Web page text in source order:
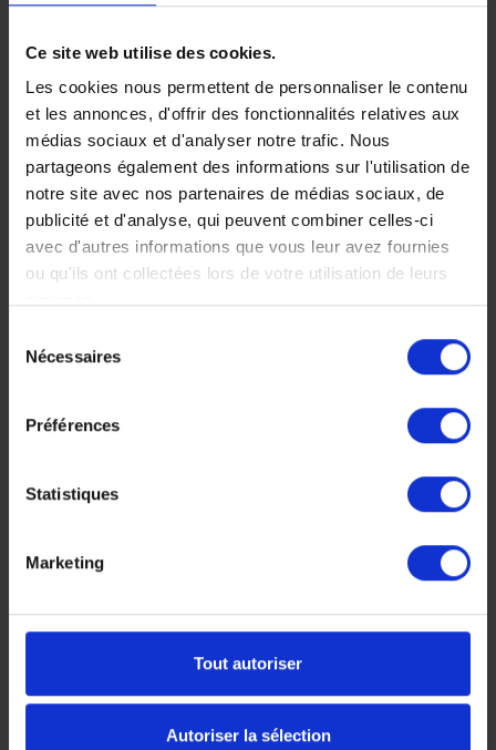
Ce site web utilise des cookies.
Les cookies nous permettent de personnaliser le contenu
et les annonces, d'offrir des fonctionnalités relatives aux
médias sociaux et d'analyser notre trafic. Nous
partageons également des informations sur l'utilisation de
notre site avec nos partenaires de médias sociaux, de
publicité et d'analyse, qui peuvent combiner celles-ci
avec d'autres informations que vous leur avez fournies
ou qu'ils ont collectées lors de votre utilisation de leurs
Nécessaires
Préférences
Statistiques
Marketing
Tout autoriser
Autoriser la sélection
à Java, Bali,
Lombok
A la découverte des plus
belles merveilles qu'offre
l'Indonésie : entre
temples et volcans, sites
17 jours, à partir de 8
Voyage Indonésie
Faites nous part de vos